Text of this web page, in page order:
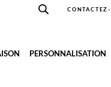
PERSONNALISATION